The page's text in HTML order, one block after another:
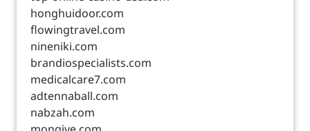
honghuidoor.com
flowingtravel.com
nineniki.com
brandiospecialists.com
medicalcare7.com
adtennaball.com
nabzah.com